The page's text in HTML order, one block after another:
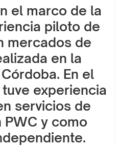
el marco de la
piloto de
mercados de
en la
En el
experiencia
servicios de
PWC y como